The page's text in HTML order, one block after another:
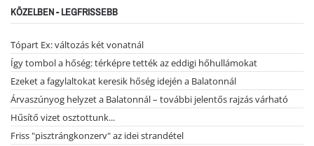
KÖZELBEN - LEGFRISSEBB
Tópart Ex: változás két vonatnál
Így tombol a hőség: térképre tették az eddigi hőhullámokat
Ezeket a fagylaltokat keresik hőség idején a Balatonnál
Árvaszúnyog helyzet a Balatonnál – további jelentős rajzás várható
Hűsítő vizet osztottunk...
Friss "pisztrángkonzerv" az idei strandétel